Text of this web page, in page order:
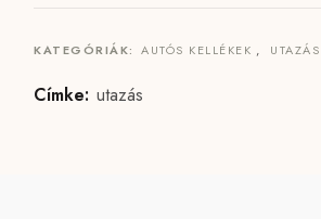
KATEGÓRIÁK: AUTÓS KELLÉKEK , UTAZÁS
Címke: utazás